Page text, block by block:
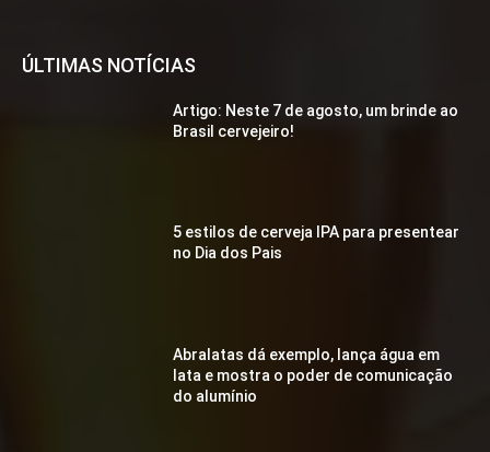
ÚLTIMAS NOTÍCIAS
Artigo: Neste 7 de agosto, um brinde ao
Brasil cervejeiro!
5 estilos de cerveja IPA para presentear
no Dia dos Pais
Abralatas dá exemplo, lança água em
lata e mostra o poder de comunicação
do alumínio